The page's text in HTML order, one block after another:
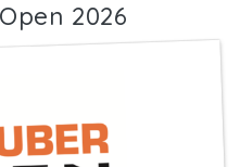
2026